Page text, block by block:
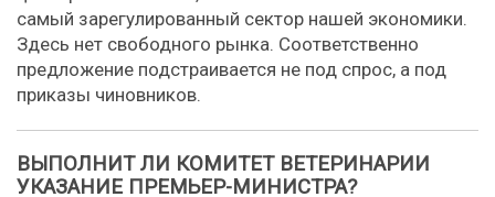
самый зарегулированный сектор нашей экономики.
Здесь нет свободного рынка. Соответственно
предложение подстраивается не под спрос, а под
приказы чиновников.
ВЫПОЛНИТ ЛИ КОМИТЕТ ВЕТЕРИНАРИИ
УКАЗАНИЕ ПРЕМЬЕР-МИНИСТРА?